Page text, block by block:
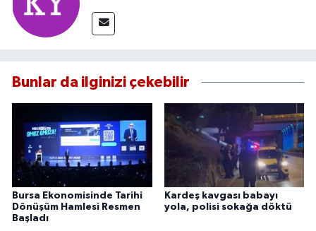
Bunlar da ilginizi çekebilir
Bursa Ekonomisinde Tarihi
Dönüşüm Hamlesi Resmen
Başladı
Kardeş kavgası babayı
yola, polisi sokağa döktü